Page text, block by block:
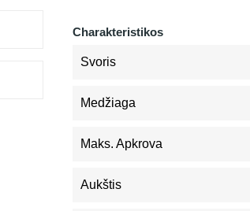
Charakteristikos
Svoris
Medžiaga
Maks. Apkrova
Aukštis